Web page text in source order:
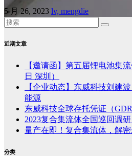
5 月 26, 2023 lv, mengdie
近期文章
【邀请函】第五届锂电池集
日 深圳）
【企业动态】东威科技刘建
能源
东威科技全球存托凭证（
2023复合集流体全国巡回调研
量产在即！复合集流体，解
分类